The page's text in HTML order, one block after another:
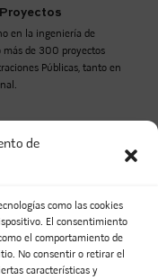
de
como las cookies
El consentimiento
el comportamiento de
No consentir o retirar el
características y
en la ingeniería de
más de 300 proyectos
Públicas, tanto en
será publicada.
con*